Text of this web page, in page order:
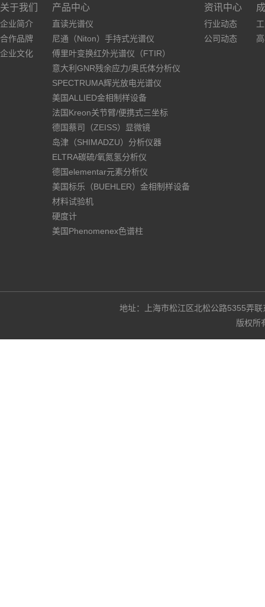
关于我们
企业简介
合作品牌
企业文化
产品中心
直读光谱仪
尼通（Niton）手持式光谱仪
傅里叶变换红外光谱仪（FTIR）
意大利GNR残余应力/奥氏体分析仪
SPECTRUMA辉光放电光谱仪
美国ALLIED金相制样设备
法国Kreon关节臂/便携式三坐标
德国蔡司（ZEISS）显微镜
岛津（SHIMADZU）分析仪器
ELTRA碳硫/氧氮氢分析仪
德国elementar元素分析仪
美国标乐（BUEHLER）金相制样设备
材料试验机
硬度计
美国Phenomenex色谱柱
资讯中心
行业动态
公司动态
地址：上海市松江区北松公路5355
版权所